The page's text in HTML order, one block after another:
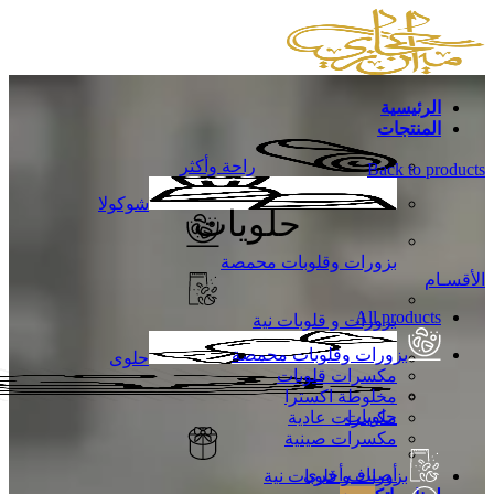
الرئيسية
المنتجات
راحة وأكثر
شوكولا
بزورات وقلوبات محمصة
بزورات و قلوبات نية
حلوى
حلويات
أصناف أخرى
Back to products
حلويات
الأقسـام
All products
بزورات وقلوبات محمصة
مكسرات قلوبات
مخلوطة اكسترا
مكسرات عادية
مكسرات صينية
بزورات و قلوبات نية